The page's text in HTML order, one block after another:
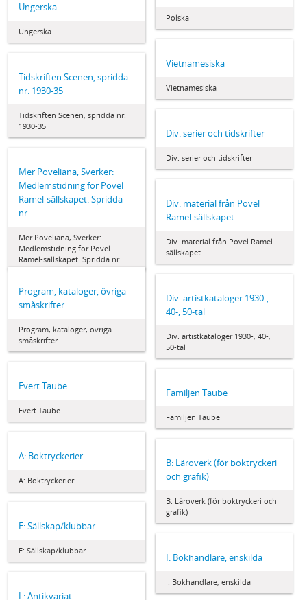
Polska
Ungerska
Ungerska
Vietnamesiska
Vietnamesiska
Tidskriften Scenen, spridda
nr. 1930-35
Tidskriften Scenen, spridda nr.
1930-35
Div. serier och tidskrifter
Div. serier och tidskrifter
Mer Poveliana, Sverker:
Medlemstidning för Povel
Ramel-sällskapet. Spridda
nr.
Mer Poveliana, Sverker:
Medlemstidning för Povel
Ramel-sällskapet. Spridda nr.
Div. material från Povel
Ramel-sällskapet
Div. material från Povel Ramel-
sällskapet
Program, kataloger, övriga
småskrifter
Program, kataloger, övriga
småskrifter
Div. artistkataloger 1930-,
40-, 50-tal
Div. artistkataloger 1930-, 40-,
50-tal
Evert Taube
Evert Taube
Familjen Taube
Familjen Taube
A: Boktryckerier
A: Boktryckerier
B: Läroverk (för boktryckeri
och grafik)
B: Läroverk (för boktryckeri och
grafik)
E: Sällskap/klubbar
E: Sällskap/klubbar
I: Bokhandlare, enskilda
I: Bokhandlare, enskilda
L: Antikvariat